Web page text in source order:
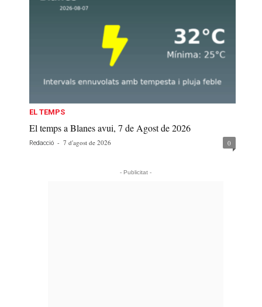
EL TEMPS
El temps a Blanes avui, 7 de Agost de 2026
Redacció - 7 d'agost de 2026 0
- Publicitat -